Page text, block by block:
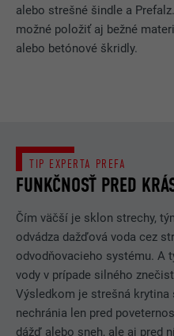
alebo strešné šindle a
možné položiť aj bežné
alebo betónové škridly.
FUNKČNOSŤ PRED
TIP EXPERTA PREFA
Čím väčší je sklon strechy,
odvádza dažďová voda cez
odvodňovacieho systému. A
vody v prípade silného
Výsledkom je strešná
nechránia len pred
dážď alebo sneh, ale aj pred
POSKYTOVATEĽ PHP
DOBA TRVANIA
NÁZOV
POSKYTOVATEĽ
DOBA TRVANIA 12
Tento
ŠTATISTIKY (VRÁTANE SLUŽIEB
Súbory cookie zo skupiny
umožňujú porozumieť, akým
Informácie zbierame na účely
POSKYTOVATEĽ
DOBA TRVANIA 2 roky
ÚČEL
číslo
MARKETING A EXTERNÉ
Súbory cookie z kategórie
služieb z USA) používajú
sa používateľom zobrazovala
Po prijatí týchto súborov
súhlas na prístup k obsahom
a na sociálnych sieťach.
NÁZOV NID
Zobraziť